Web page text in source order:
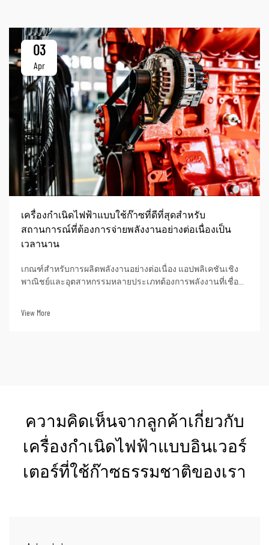
03
Apr
เครื่องกำเนิดไฟฟ้าแบบใช้ก๊าซที่ดีที่สุดสำหรับ
สถานการณ์ที่ต้องการจ่ายพลังงานอย่างต่อเนื่องเป็น
เวลานาน
เกณฑ์สำหรับการผลิตพลังงานอย่างต่อเนื่อง แอปพลิเคชันเชิง
พาณิชย์และอุตสาหกรรมหลายประเภทต้องการพลังงานที่เชื่อถือ
View More
ความคิดเห็นจากลูกค้าเกี่ยวกับ
เครื่องกำเนิดไฟฟ้าแบบอินเวอร์
เตอร์ที่ใช้ก๊าซธรรมชาติของเรา